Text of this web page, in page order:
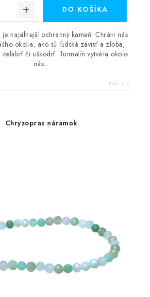
DO KOŠÍKA
je najsilnejší ochranný kameň. Chráni nás
okolia, ako sú ľudská závisť a zloba,
oslabiť či uškodiť. Turmalín vytvára okolo
nás...
Kód: 412
Chryzopras náramok